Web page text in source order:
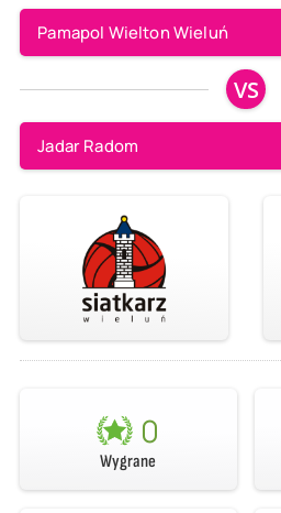
Pamapol Wielton Wieluń
VS
Jadar Radom
0
Wygrane